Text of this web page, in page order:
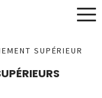
SUPÉRIEUR